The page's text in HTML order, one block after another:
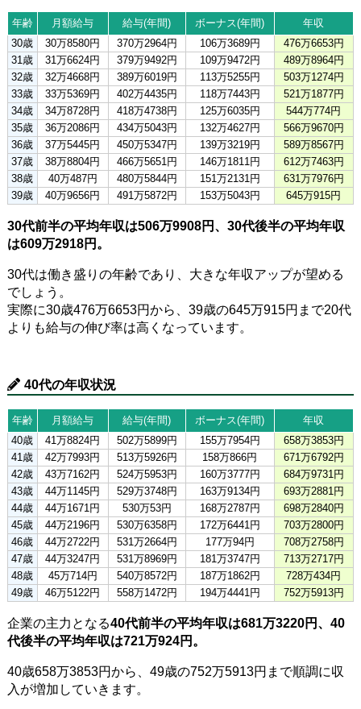
年齢 月額給与 給与(年間) ボーナス(年間)
年収
30歳
30万8580円 370万2964円 106万3689円
476万6653円
31歳
31万6624円 379万9492円 109万9472円
489万8964円
32歳
32万4668円 389万6019円 113万5255円
503万1274円
33歳
33万5369円 402万4435円 118万7443円
521万1877円
34歳
34万8728円 418万4738円 125万6035円
544万774円
35歳
36万2086円 434万5043円 132万4627円
566万9670円
36歳
37万5445円 450万5347円 139万3219円
589万8567円
37歳
38万8804円 466万5651円 146万1811円
612万7463円
38歳
40万487円 480万5844円 151万2131円
631万7976円
39歳
40万9656円 491万5872円 153万5043円 645万915円
30代前半の平均年収は506万9908円、30代後半の平均年収
は609万2918円。
30代は働き盛りの年齢であり、大きな年収アップが望める
でしょう。
実際に30歳476万6653円から、39歳の645万915円まで20代
よりも給与の伸び率は高くなっています。
40代の年収状況
年齢 月額給与 給与(年間) ボーナス(年間)
年収
40歳
41万8824円 502万5899円 155万7954円
658万3853円
41歳
42万7993円 513万5926円 158万866円
671万6792円
42歳
43万7162円 524万5953円 160万3777円
684万9731円
43歳
44万1145円 529万3748円 163万9134円
693万2881円
44歳
44万1671円 530万53円 168万2787円
698万2840円
45歳
44万2196円 530万6358円 172万6441円
703万2800円
46歳
44万2722円 531万2664円 177万94円
708万2758円
47歳
44万3247円 531万8969円 181万3747円
713万2717円
48歳
45万714円 540万8572円 187万1862円
728万434円
49歳
46万5122円 558万1472円 194万4441円 752万5913円
企業の主力となる40代前半の平均年収は681万3220円、40
代後半の平均年収は721万924円。
40歳658万3853円から、49歳の752万5913円まで順調に収
入が増加していきます。